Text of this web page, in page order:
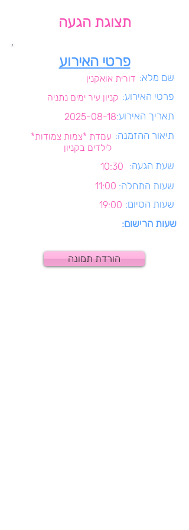
תצוגת הגעה
פרטי האירוע
דורית אואקנין שם מלא:
קניון עיר ימים נתניה פרטי האירוע:
2025-08-18תאריך האירוע:
עמדת *צמות צמודות*
לילדים בקניון
תיאור ההזמנה:
10:30 שעת הגעה:
11:00 שעות התחלה:
19:00 שעות הסיום:
שעות הרישום:
הורדת תמונה